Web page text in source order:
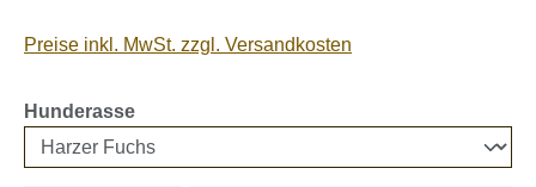
Preise inkl. MwSt. zzgl. Versandkosten
Hunderasseauswählen